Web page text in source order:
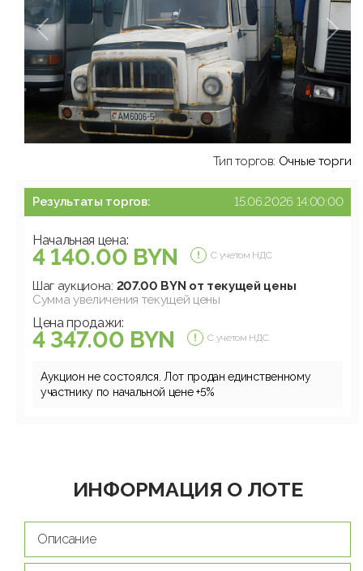
Тип торгов: Очные торги
Результаты торгов: 15.06.2026 14:00:00
Начальная цена:
4 140.00 BYN С учетом НДС
Шаг аукциона: 207.00 BYN от текущей цены
Сумма увеличения текущей цены
Цена продажи:
4 347.00 BYN С учетом НДС
Аукцион не состоялся. Лот продан единственному
участнику по начальной цене +5%
ИНФОРМАЦИЯ О ЛОТЕ
Описание